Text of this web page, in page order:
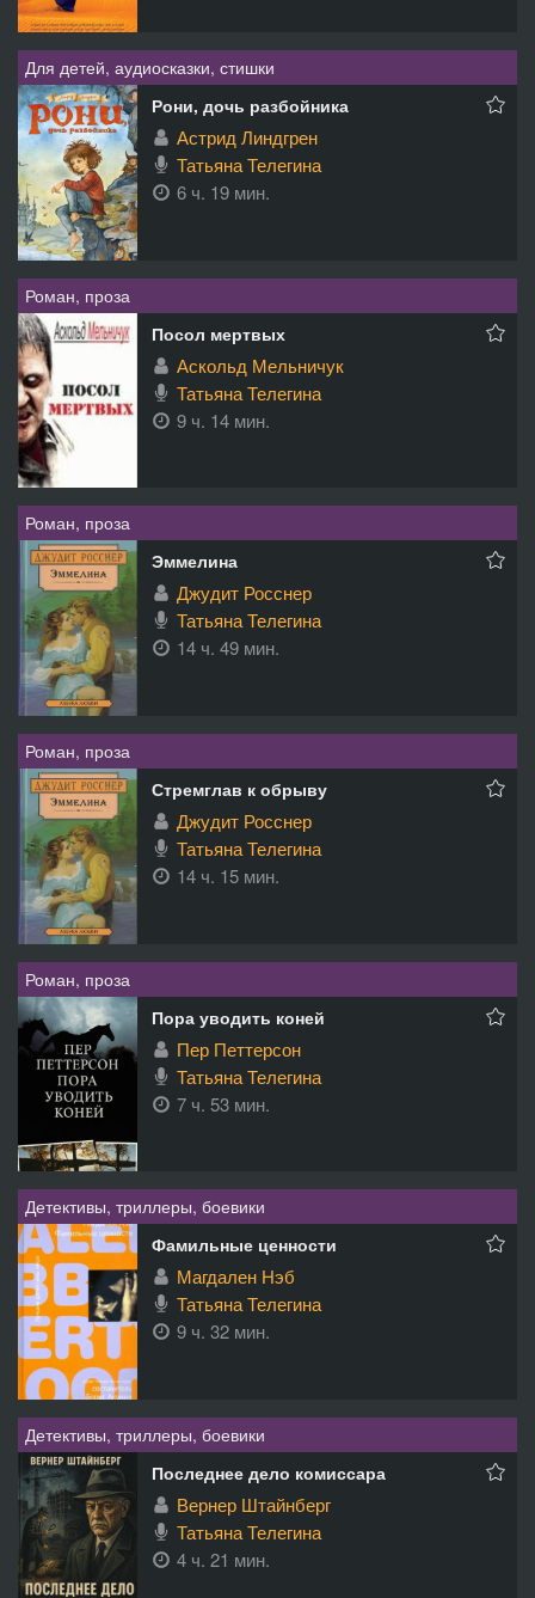
Для детей, аудиосказки, стишки
Рони, дочь разбойника
Астрид Линдгрен
Татьяна Телегина
6 ч. 19 мин.
Роман, проза
Посол мертвых
Аскольд Мельничук
Татьяна Телегина
9 ч. 14 мин.
Роман, проза
Эммелина
Джудит Росснер
Татьяна Телегина
14 ч. 49 мин.
Роман, проза
Стремглав к обрыву
Джудит Росснер
Татьяна Телегина
14 ч. 15 мин.
Роман, проза
Пора уводить коней
Пер Петтерсон
Татьяна Телегина
7 ч. 53 мин.
Детективы, триллеры, боевики
Фамильные ценности
Магдален Нэб
Татьяна Телегина
9 ч. 32 мин.
Детективы, триллеры, боевики
Последнее дело комиссара
Вернер Штайнберг
Татьяна Телегина
4 ч. 21 мин.